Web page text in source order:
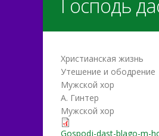
Господь
Христианская жизнь
Утешение и ободрение
Мужской хор
А. Гинтер
Мужской хор
Gospodj-dast-blago-m-